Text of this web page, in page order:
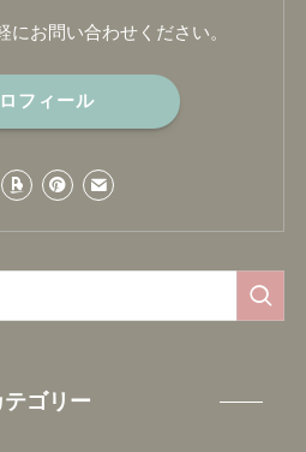
にお問い合わせください。
フィール
テゴリー